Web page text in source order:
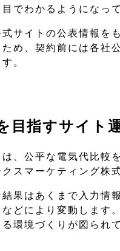
でわかるようになっ
サイトの公表情報を
め、契約前には各社
。
目指すサイト
、公平な電気代比較
スマーケティング株
果はあくまで入力情
どにより変動します
環境づくりが図られ